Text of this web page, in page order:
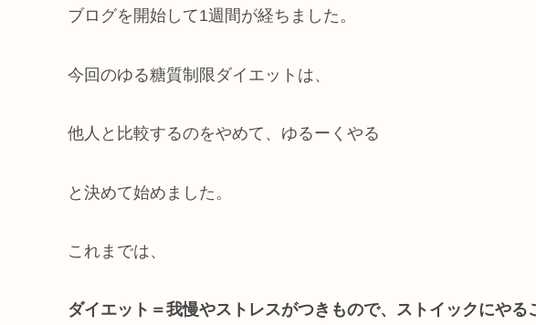
ブログを開始して1週間が経ちました。
今回のゆる糖質制限ダイエットは、
他人と比較するのをやめて、ゆるーくやる
と決めて始めました。
これまでは、
ダイエット＝我慢やストレスがつきもので、ストイックにやる